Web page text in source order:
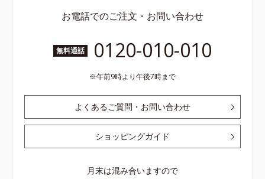
お電話でのご注文・お問い合わせ
無料通話 0120-010-010
午前9時より午後7時まで
よくあるご質問・お問い合わせ
ショッピングガイド
月末は混み合いますので